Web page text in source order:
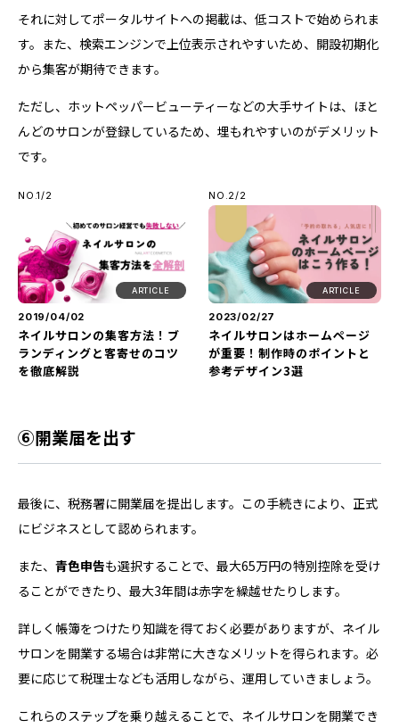
それに対してポータルサイトへの掲載は、低コストで始められま
す。また、検索エンジンで上位表示されやすいため、開設初期化
から集客が期待できます。
ただし、ホットペッパービューティーなどの大手サイトは、ほと
んどのサロンが登録しているため、埋もれやすいのがデメリット
です。
NO.1/2
ARTICLE
2019/04/02
ネイルサロンの集客方法！ブ
ランディングと客寄せのコツ
を徹底解説
NO.2/2
ARTICLE
2023/02/27
ネイルサロンはホームページ
が重要！制作時のポイントと
参考デザイン3選
⑥開業届を出す
最後に、税務署に開業届を提出します。この手続きにより、正式
にビジネスとして認められます。
また、 青色申告も選択することで、最大65万円の特別控除を受け
ることができたり、最大3年間は赤字を繰越せたりします。
詳しく帳簿をつけたり知識を得ておく必要がありますが、ネイル
サロンを開業する場合は非常に大きなメリットを得られます。必
要に応じて税理士なども活用しながら、運用していきましょう。
これらのステップを乗り越えることで、ネイルサロンを開業でき